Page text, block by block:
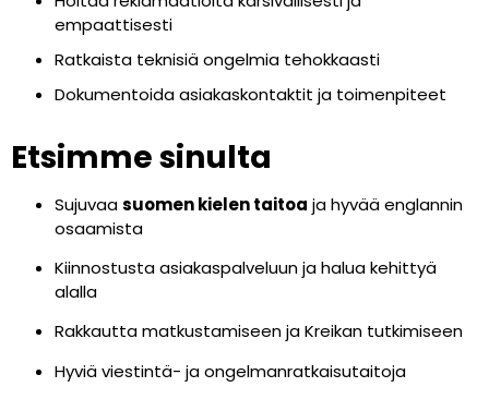
empaattisesti
Ratkaista teknisiä ongelmia tehokkaasti
Dokumentoida asiakaskontaktit ja toimenpiteet
Etsimme sinulta
Sujuvaasuomen kielen taitoa ja hyvää englannin
osaamista
Kiinnostusta asiakaspalveluun ja halua kehittyä
alalla
Rakkautta matkustamiseen ja Kreikan tutkimiseen
Hyviä viestintä- ja ongelmanratkaisutaitoja